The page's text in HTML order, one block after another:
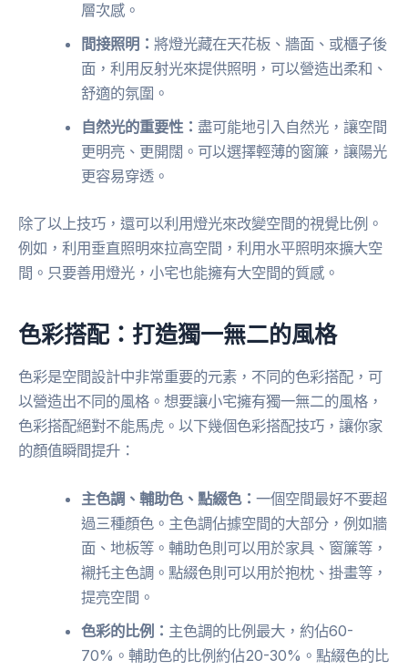
層次感。
間接照明：將燈光藏在天花板、牆面、或櫃子後
面，利用反射光來提供照明，可以營造出柔和、
舒適的氛圍。
自然光的重要性：盡可能地引入自然光，讓空間
更明亮、更開闊。可以選擇輕薄的窗簾，讓陽光
更容易穿透。
除了以上技巧，還可以利用燈光來改變空間的視覺比例。
例如，利用垂直照明來拉高空間，利用水平照明來擴大空
間。只要善用燈光，小宅也能擁有大空間的質感。
色彩搭配：打造獨一無二的風格
色彩是空間設計中非常重要的元素，不同的色彩搭配，可
以營造出不同的風格。想要讓小宅擁有獨一無二的風格，
色彩搭配絕對不能馬虎。以下幾個色彩搭配技巧，讓你家
的顏值瞬間提升：
主色調、輔助色、點綴色：一個空間最好不要超
過三種顏色。主色調佔據空間的大部分，例如牆
面、地板等。輔助色則可以用於家具、窗簾等，
襯托主色調。點綴色則可以用於抱枕、掛畫等，
提亮空間。
色彩的比例： 主色調的比例最大，約佔60-
70%。輔助色的比例約佔20-30%。點綴色的比